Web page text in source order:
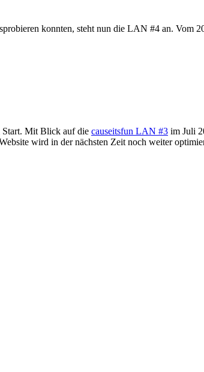
konnten, steht nun die LAN #4 an. Vom
Start. Mit Blick auf die causeitsfun LAN #3 im Juli
wird in der nächsten Zeit noch weiter